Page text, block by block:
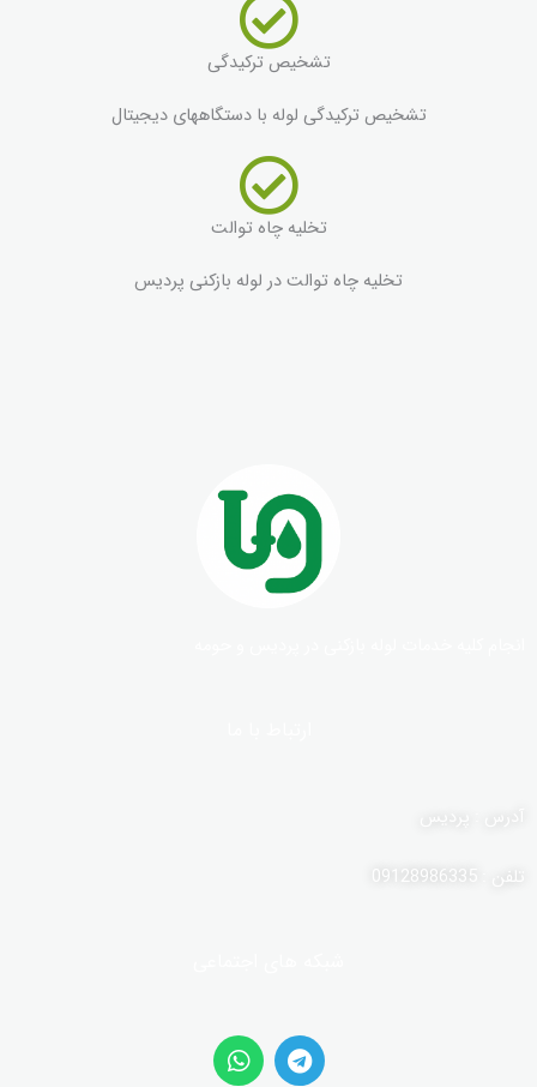
تشخیص ترکیدگی
تشخیص ترکیدگی لوله با دستگاههای دیجیتال
تخلیه چاه توالت
تخلیه چاه توالت در لوله بازکنی پردیس
تلفن : 09128986335
T
e
W
h